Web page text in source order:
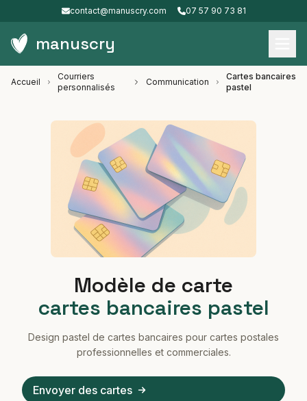
contact@manuscry.com 07 57 90 73 81
manuscry
Accueil
Courriers
personnalisés
Communication
Cartes bancaires
pastel
Modèle de carte
cartes bancaires pastel
Design pastel de cartes bancaires pour cartes postales
professionnelles et commerciales.
Envoyer des cartes